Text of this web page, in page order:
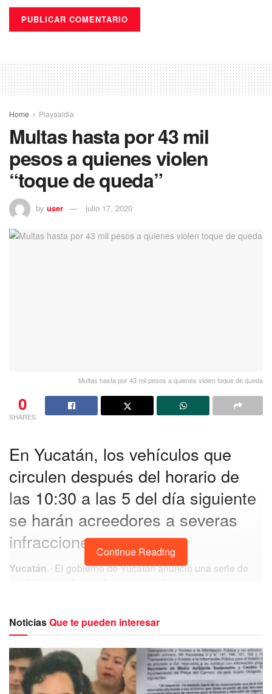
Home Playaaldia
Multas hasta por 43 mil
pesos a quienes violen
“toque de queda”
by user julio 17, 2020
Multas hasta por 43 mil pesos a quienes violen toque de queda
0
SHARES
En Yucatán, los vehículos que
circulen después del horario de
las 10:30 a las 5 del día siguiente
se harán acreedores a severas
infracciones.
Yucatán.- El gobierno de Yucatán anunció una serie de
medidas para frenar el incremento de contagios por
endurecimiento de las restricciones de la movilidad para la
población.
Una celebración respetando la sana
distanciahttps://t.co/vUlEvjxZVc
Continue Reading
NoticiasQue te pueden interesar